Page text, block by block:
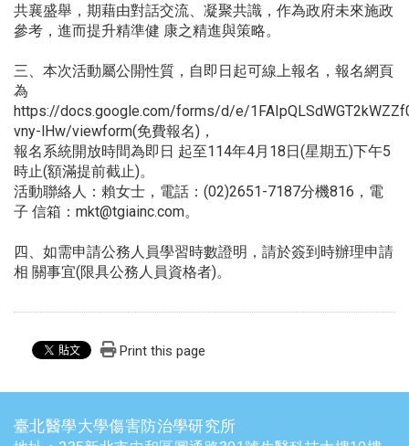
共襄盛舉，期藉由對話交流、凝聚共識，作為政府未來施政
參考，進而提升精準健 康之精進與策略。
三、本次活動屬公開性質，自即日起可線上報名，報名網頁
為
https://docs.google.com/forms/d/e/
vny-lHw/viewform(免費報名)，
報名系統開放時間為即日 起至114年4月18日(星期五)下午5
時止(額滿提前截止)。
活動聯絡人：賴女士，電話：(02)2651-7187分機816，電
子 信箱：mkt@tgiainc.com。
四、如需申請公務人員學習時數證明，請於簽到時辦理申請
相 關事宜(限具公務人員資格者)。
Print this page
臺北醫學大學傷害防治學研究所